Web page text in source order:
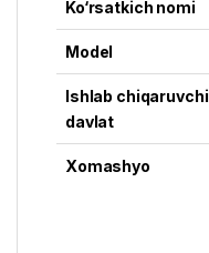
Ko‘rsatkich nomi
Model
Ishlab chiqaruvchi
davlat
Xomashyo